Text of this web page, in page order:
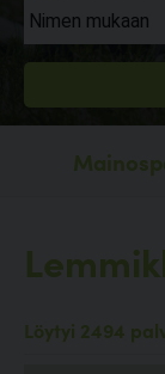
Löytyi 2494